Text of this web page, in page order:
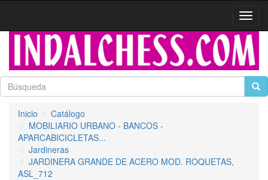
Inicio
Catálogo
MOBILIARIO URBANO - BANCOS -
APARCABICICLETAS...
Jardineras
JARDINERA GRANDE DE ACERO MOD. ROQUETAS,
ASL_712